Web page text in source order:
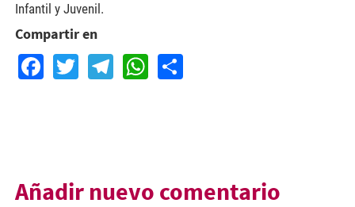
Infantil y Juvenil.
Compartir en
Facebook
TwitterTelegram
WhatsApp
Share
Añadir nuevo comentario